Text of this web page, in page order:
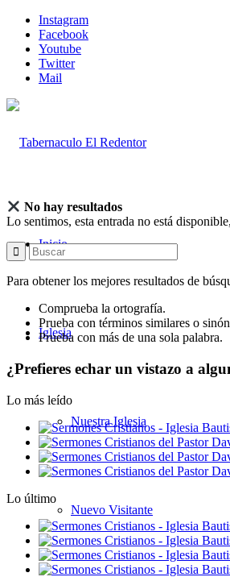
Instagram
Facebook
Youtube
Twitter
Mail
Inicio
Iglesia
Nuestra Iglesia
Nuevo Visitante
No hay resultados
Lo sentimos, esta entrada no está
Para obtener los mejores resultados de
Comprueba la ortografía.
Prueba con términos similares o
Prueba con más de una sola palabra.
¿Prefieres echar un vistazo a
Lo más leído
Lo último